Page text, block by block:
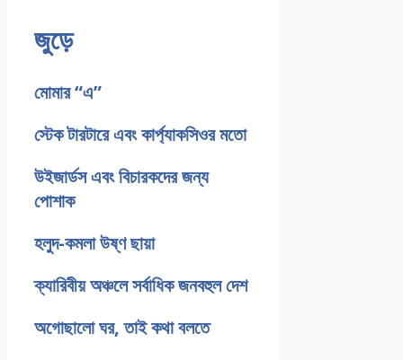
জুড়ে
মোমার “এ”
স্টেক টারটারে এবং কার্প্যাকসিওর মতো
উইজার্ডস এবং বিচারকদের জন্য
পোশাক
হলুদ-কমলা উষ্ণ ছায়া
ক্যারিবীয় অঞ্চলে সর্বাধিক জনবহুল দেশ
অগোছালো ঘর, তাই কথা বলতে